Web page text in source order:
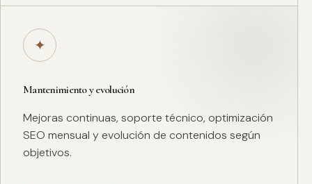
✦
Mantenimiento y evolución
Mejoras continuas, soporte técnico, optimización
SEO mensual y evolución de contenidos según
objetivos.